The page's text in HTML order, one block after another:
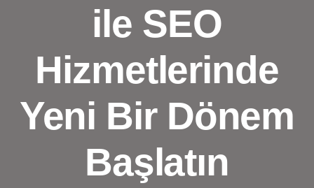
ile SEO
Hizmetlerinde
Yeni Bir Dönem
Başlatın